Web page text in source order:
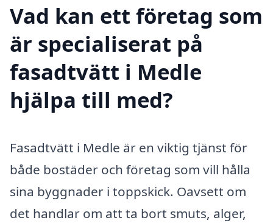
Vad kan ett företag som
är specialiserat på
fasadtvätt i Medle
hjälpa till med?
Fasadtvätt i Medle är en viktig tjänst för
både bostäder och företag som vill hålla
sina byggnader i toppskick. Oavsett om
det handlar om att ta bort smuts, alger,